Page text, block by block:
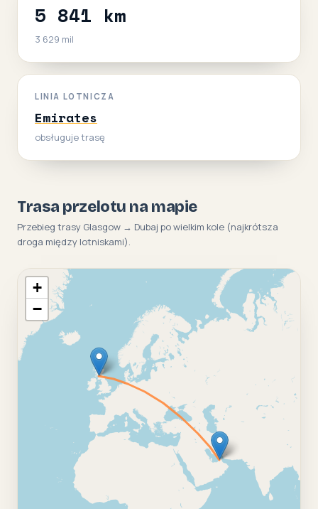
5 841 km
3 629 mil
LINIA LOTNICZA
Emirates
obsługuje trasę
Trasa przelotu na mapie
Przebieg trasy Glasgow → Dubaj po wielkim kole (najkrótsza
droga między lotniskami).
+
−